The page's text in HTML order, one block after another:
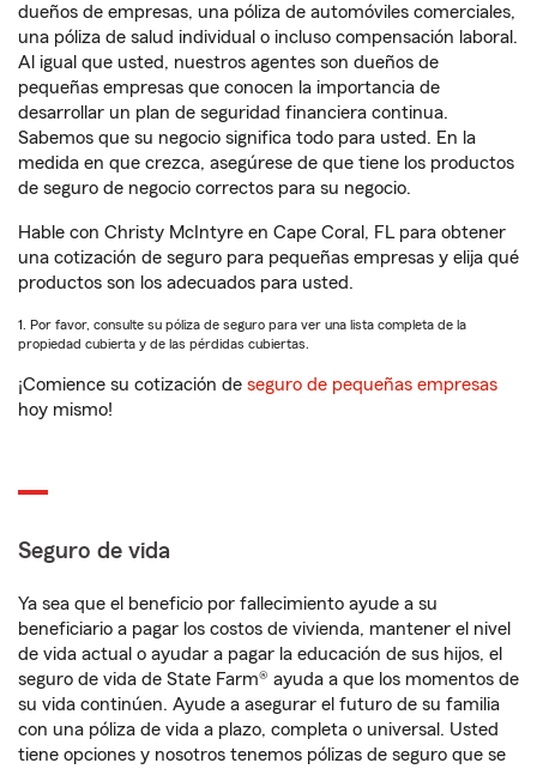
dueños de empresas, una póliza de automóviles comerciales,
una póliza de salud individual o incluso compensación laboral.
Al igual que usted, nuestros agentes son dueños de
pequeñas empresas que conocen la importancia de
desarrollar un plan de seguridad financiera continua.
Sabemos que su negocio significa todo para usted. En la
medida en que crezca, asegúrese de que tiene los productos
de seguro de negocio correctos para su negocio.
Hable con Christy McIntyre en Cape Coral, FL para obtener
una cotización de seguro para pequeñas empresas y elija qué
productos son los adecuados para usted.
1. Por favor, consulte su póliza de seguro para ver una lista completa de la
propiedad cubierta y de las pérdidas cubiertas.
¡Comience su cotización de seguro de pequeñas empresas
hoy mismo!
Seguro de vida
Ya sea que el beneficio por fallecimiento ayude a su
beneficiario a pagar los costos de vivienda, mantener el nivel
de vida actual o ayudar a pagar la educación de sus hijos, el
seguro de vida de State Farm® ayuda a que los momentos de
su vida continúen. Ayude a asegurar el futuro de su familia
con una póliza de vida a plazo, completa o universal. Usted
tiene opciones y nosotros tenemos pólizas de seguro que se